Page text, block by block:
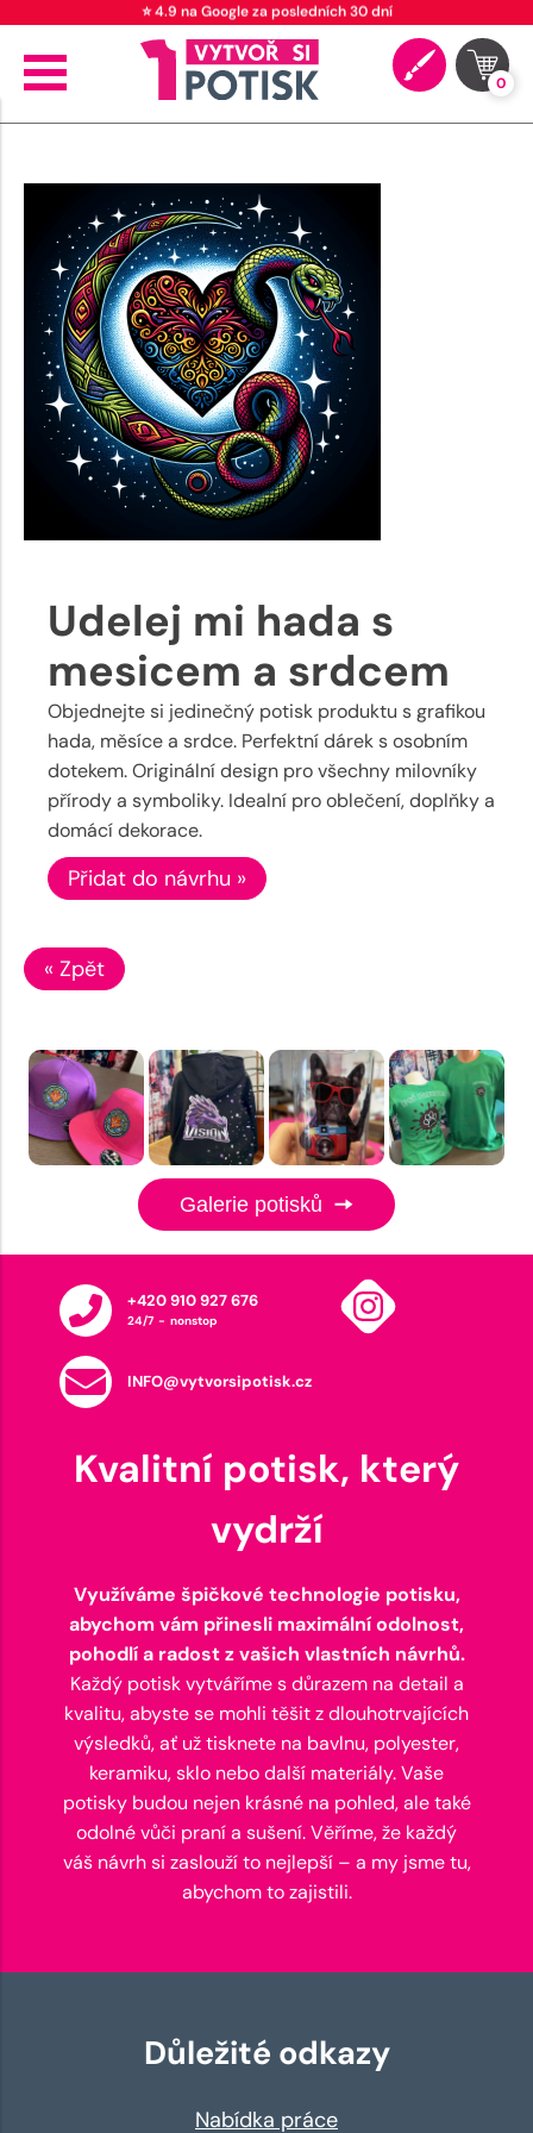
⭐ 4.9 na Google za posledních 30 dní
0
Udelej mi hada s
mesicem a srdcem
Objednejte si jedinečný potisk produktu s grafikou
hada, měsíce a srdce. Perfektní dárek s osobním
dotekem. Originální design pro všechny milovníky
přírody a symboliky. Idealní pro oblečení, doplňky a
domácí dekorace.
Přidat do návrhu »
« Zpět
Galerie potisků
+420 910 927 676
24/7 - nonstop
INFO@vytvorsipotisk.cz
Kvalitní potisk, který
vydrží
Využíváme špičkové technologie potisku,
abychom vám přinesli maximální odolnost,
pohodlí a radost z vašich vlastních návrhů.
Každý potisk vytváříme s důrazem na detail a
kvalitu, abyste se mohli těšit z dlouhotrvajících
výsledků, ať už tisknete na bavlnu, polyester,
keramiku, sklo nebo další materiály. Vaše
potisky budou nejen krásné na pohled, ale také
odolné vůči praní a sušení. Věříme, že každý
váš návrh si zaslouží to nejlepší – a my jsme tu,
abychom to zajistili.
Důležité odkazy
Nabídka práce